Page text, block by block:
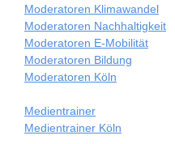
Moderatoren Klimawandel
Moderatoren Nachhaltigkeit
Moderatoren E-Mobilität
Moderatoren Bildung
Moderatoren Köln
Medientrainer
Medientrainer Köln